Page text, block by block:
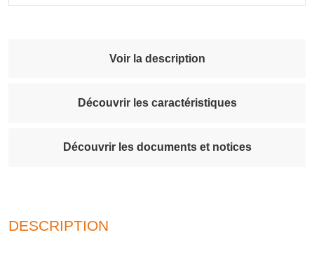
Voir la description
Découvrir les caractéristiques
Découvrir les documents et notices
DESCRIPTION